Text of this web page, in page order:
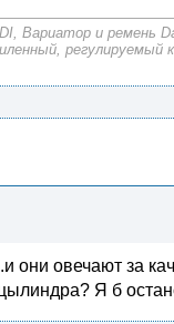
Вариатор и ремень
они овечают за
Я б